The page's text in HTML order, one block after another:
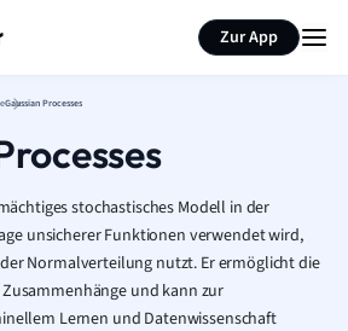
Zur App
Gaussian Processes
stochastisches Modell in der
unsicherer Funktionen verwendet wird,
Normalverteilung nutzt. Er ermöglicht die
und kann zur
Lernen und Datenwissenschaft
Seite zusammenfassen